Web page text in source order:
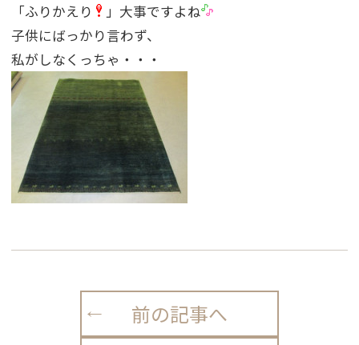
「ふりかえり
」大事ですよね
子供にばっかり言わず、
私がしなくっちゃ・・・
前の記事へ